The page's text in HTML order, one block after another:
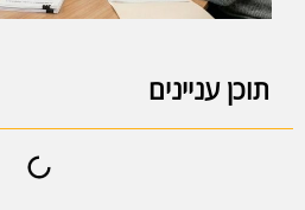
תוכן עניינים